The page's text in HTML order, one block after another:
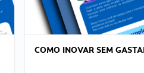
COMO INOVAR SEM